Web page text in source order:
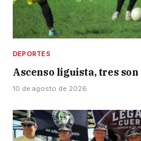
DEPORTES
Ascenso liguista, tres
10 de agosto de 2026